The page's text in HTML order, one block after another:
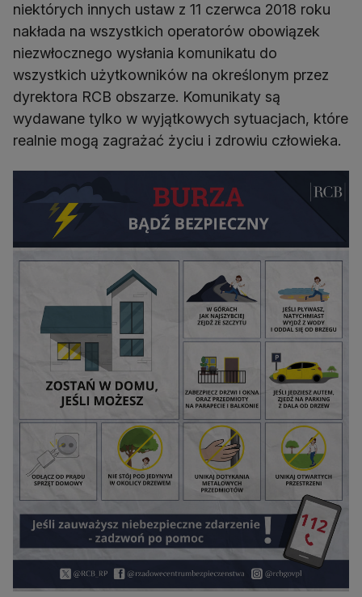
niektórych innych ustaw z 11 czerwca 2018 roku
nakłada na wszystkich operatorów obowiązek
niezwłocznego wysłania komunikatu do
wszystkich użytkowników na określonym przez
dyrektora RCB obszarze. Komunikaty są
wydawane tylko w wyjątkowych sytuacjach, które
realnie mogą zagrażać życiu i zdrowiu człowieka.